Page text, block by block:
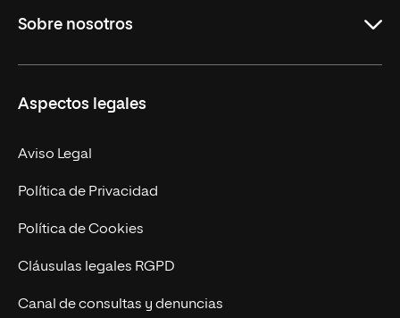
Másteres Oficiales
Másteres Propios
Doctorados
Experto Universitario
Postgrados
Cursos Universitarios
Sobre nosotros
Facultades
Nuestro Equipo
Trabaja en UNIR
Actualidad
UNIR Revista
Eventos
Aspectos legales
Aviso Legal
Política de Privacidad
Política de Cookies
Cláusulas legales RGPD
Canal de consultas y denuncias